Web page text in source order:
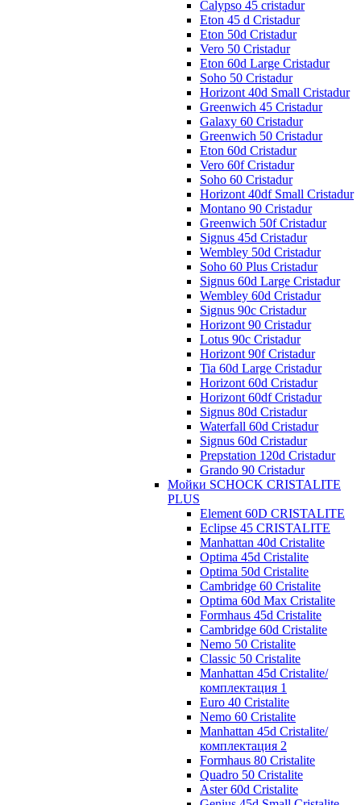
Calypso 45 cristadur
Eton 45 d Cristadur
Eton 50d Cristadur
Vero 50 Cristadur
Eton 60d Large Cristadur
Soho 50 Cristadur
Horizont 40d Small Cristadur
Greenwich 45 Cristadur
Galaxy 60 Cristadur
Greenwich 50 Cristadur
Eton 60d Cristadur
Vero 60f Cristadur
Soho 60 Cristadur
Horizont 40df Small Cristadur
Montano 90 Cristadur
Greenwich 50f Cristadur
Signus 45d Cristadur
Wembley 50d Cristadur
Soho 60 Plus Cristadur
Signus 60d Large Cristadur
Wembley 60d Cristadur
Signus 90c Cristadur
Horizont 90 Cristadur
Lotus 90c Cristadur
Horizont 90f Cristadur
Tia 60d Large Cristadur
Horizont 60d Cristadur
Horizont 60df Cristadur
Signus 80d Cristadur
Waterfall 60d Cristadur
Signus 60d Cristadur
Prepstation 120d Cristadur
Grando 90 Cristadur
Мойки SCHOCK CRISTALITE
PLUS
Element 60D CRISTALITE
Eclipse 45 CRISTALITE
Manhattan 40d Cristalite
Optima 45d Cristalite
Optima 50d Cristalite
Cambridge 60 Cristalite
Optima 60d Max Cristalite
Formhaus 45d Cristalite
Cambridge 60d Cristalite
Nemo 50 Cristalite
Classic 50 Cristalite
Manhattan 45d Cristalite/
комплектация 1
Euro 40 Cristalite
Nemo 60 Cristalite
Manhattan 45d Cristalite/
комплектация 2
Formhaus 80 Cristalite
Quadro 50 Cristalite
Aster 60d Cristalite